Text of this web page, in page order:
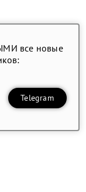
все новые
Telegram